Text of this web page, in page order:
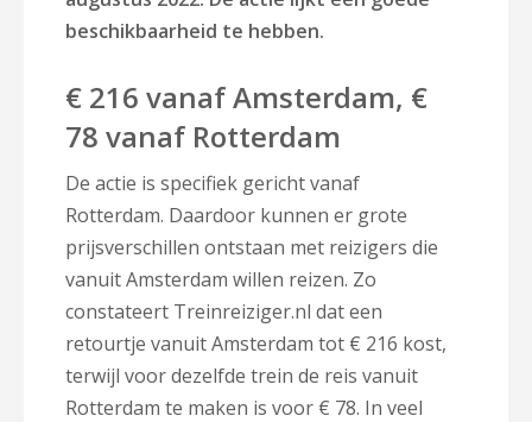
beschikbaarheid te hebben.
€ 216 vanaf Amsterdam, €
78 vanaf Rotterdam
De actie is specifiek gericht vanaf
Rotterdam. Daardoor kunnen er grote
prijsverschillen ontstaan met reizigers die
vanuit Amsterdam willen reizen. Zo
constateert Treinreiziger.nl dat een
retourtje vanuit Amsterdam tot € 216 kost,
terwijl voor dezelfde trein de reis vanuit
Rotterdam te maken is voor € 78. In veel